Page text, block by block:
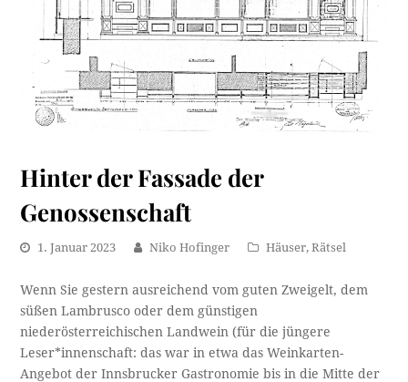
Hinter der Fassade der
Genossenschaft
1. Januar 2023 Niko Hofinger Häuser,Rätsel
Wenn Sie gestern ausreichend vom guten Zweigelt, dem
süßen Lambrusco oder dem günstigen
niederösterreichischen Landwein (für die jüngere
Leser*innenschaft: das war in etwa das Weinkarten-
Angebot der Innsbrucker Gastronomie bis in die Mitte der